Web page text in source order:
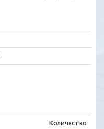
Количество